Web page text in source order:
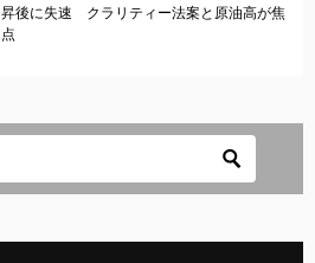
昇後に失速 クラリティー法案と原油高が焦
点